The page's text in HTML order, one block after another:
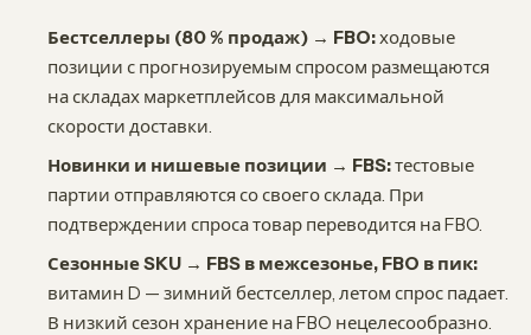
Бестселлеры (80 % продаж) → FBO:ходовые
позиции с прогнозируемым спросом размещаются
на складах маркетплейсов для максимальной
скорости доставки.
Новинки и нишевые позиции → FBS:тестовые
партии отправляются со своего склада. При
подтверждении спроса товар переводится на FBO.
Сезонные SKU → FBS в межсезонье, FBO в пик:
витамин D — зимний бестселлер, летом спрос падает.
В низкий сезон хранение на FBO нецелесообразно.